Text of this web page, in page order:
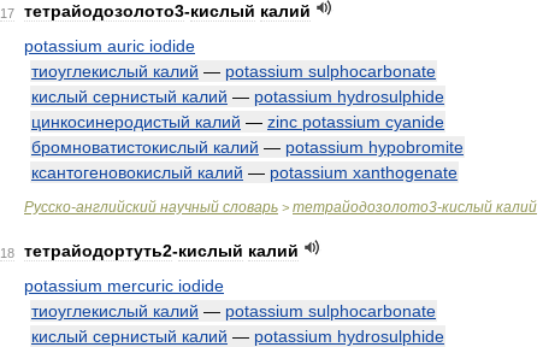
17 тетрайодозолото3-кислый калий
potassium auric iodide
тиоуглекислый калий — potassium sulphocarbonate
кислый сернистый калий — potassium hydrosulphide
цинкосинеродистый калий — zinc potassium cyanide
бромноватистокислый калий — potassium hypobromite
ксантогеновокислый калий — potassium xanthogenate
Русско-английский научный словарь > тетрайодозолото3-кислый калий
18 тетрайодортуть2-кислый калий
potassium mercuric iodide
тиоуглекислый калий — potassium sulphocarbonate
кислый сернистый калий — potassium hydrosulphide